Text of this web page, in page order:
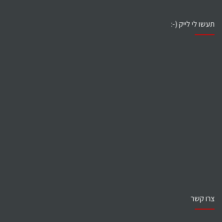
תעשו לי לייק (-:
צרו קשר